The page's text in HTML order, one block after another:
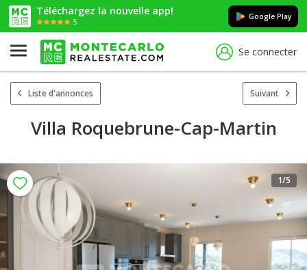
Téléchargez la nouvelle app!
5
Google Play
Se connecter
Liste d'annonces Suivant
Villa Roquebrune-Cap-Martin
1/5